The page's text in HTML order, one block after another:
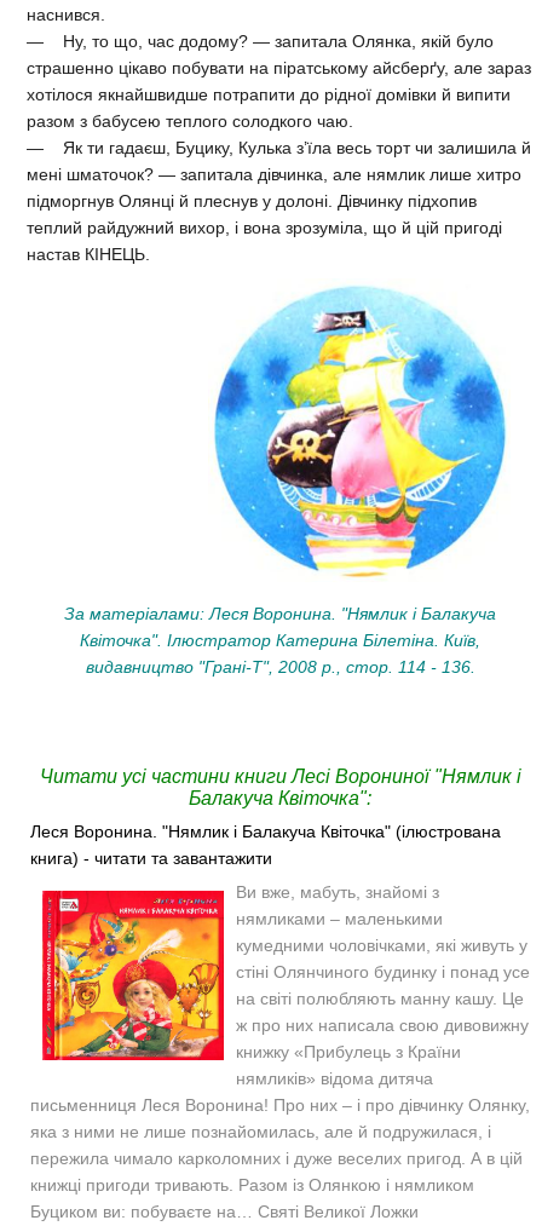
наснився.
— Ну, то що, час додому? — запитала Олянка, якій було
страшенно цікаво побувати на піратському айсберґу, але зараз
хотілося якнайшвидше потрапити до рідної домівки й випити
разом з бабусею теплого солодкого чаю.
— Як ти гадаєш, Буцику, Кулька з’їла весь торт чи залишила й
мені шматочок? — запитала дівчинка, але нямлик лише хитро
підморгнув Олянці й плеснув у долоні. Дівчинку підхопив
теплий райдужний вихор, і вона зрозуміла, що й цій пригоді
настав КІНЕЦЬ.
За матеріалами: Леся Воронина. "Нямлик і Балакуча
Квіточка". Ілюстратор Катерина Білетіна. Київ,
видавництво "Грані-Т", 2008 р., стор. 114 - 136.
Читати усі частини книги Лесі Ворониної "Нямлик і
Балакуча Квіточка":
Леся Воронина. "Нямлик і Балакуча Квіточка" (ілюстрована
книга) - читати та завантажити
Ви вже, мабуть, знайомі з
нямликами – маленькими
кумедними чоловічками, які живуть у
стіні Олянчиного будинку і понад усе
на світі полюбляють манну кашу. Це
ж про них написала свою дивовижну
книжку «Прибулець з Країни
нямликів» відома дитяча
письменниця Леся Воронина! Про них – і про дівчинку Олянку,
яка з ними не лише познайомилась, але й подружилася, і
пережила чимало карколомних і дуже веселих пригод. А в цій
книжці пригоди тривають. Разом із Олянкою і нямликом
Буциком ви: побуваєте на… Святі Великої Ложки